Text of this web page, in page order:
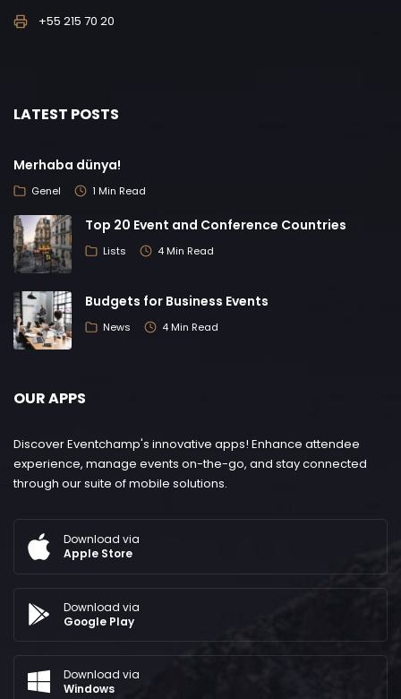
+55 215 70 20
LATEST POSTS
Merhaba dünya!
Genel 1 Min Read
Top 20 Event and Conference Countries
Lists 4 Min Read
Budgets for Business Events
News 4 Min Read
OUR APPS
Discover Eventchamp's innovative apps! Enhance attendee
experience, manage events on-the-go, and stay connected
through our suite of mobile solutions.
Download via
Apple Store
Download via
Google Play
Download via
Windows